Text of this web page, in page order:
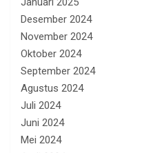
Desember 2024
November 2024
Oktober 2024
September 2024
Agustus 2024
Juli 2024
Juni 2024
Mei 2024